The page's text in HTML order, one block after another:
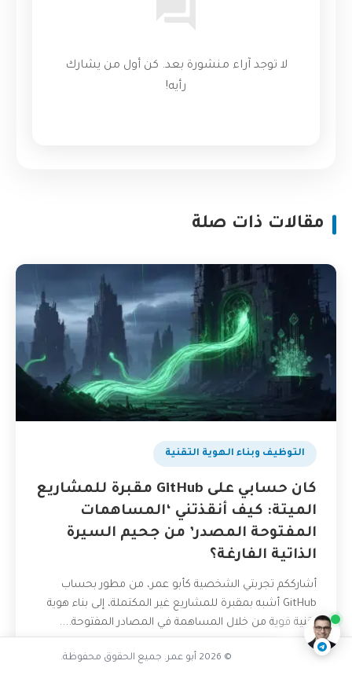
لا توجد آراء منشورة بعد. كن أول من يشارك
رأيه!
مقالات ذات صلة
التوظيف وبناء الهوية التقنية
كان حسابي على GitHub مقبرة للمشاريع
الميتة: كيف أنقذتني ‘المساهمات
المفتوحة المصدر’ من جحيم السيرة
الذاتية الفارغة؟
أشارككم تجربتي الشخصية كأبو عمر، من مطور بحساب
GitHub أشبه بمقبرة للمشاريع غير المكتملة، إلى بناء هوية
تقنية قوية من خلال المساهمة في المصادر المفتوحة....
قراءة المزيد
ما هي أفضل المشاريع للمبتدئين
ناقشنا على تليجرام@AbuOmarTech_bot
© 2026 أبو عمر. جميع الحقوق محفوظة.